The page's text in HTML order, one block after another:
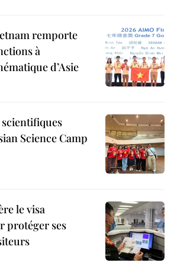
remporte
à
d’Asie
Science Camp
le visa
protéger ses